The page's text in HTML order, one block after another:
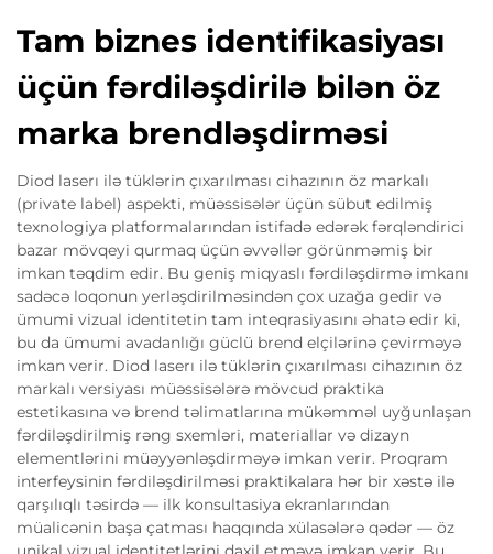
Tam biznes identifikasiyası
üçün fərdiləşdirilə bilən öz
marka brendləşdirməsi
Diod laserı ilə tüklərin çıxarılması cihazının öz markalı
(private label) aspekti, müəssisələr üçün sübut edilmiş
texnologiya platformalarından istifadə edərək fərqləndirici
bazar mövqeyi qurmaq üçün əvvəllər görünməmiş bir
imkan təqdim edir. Bu geniş miqyaslı fərdiləşdirmə imkanı
sadəcə loqonun yerləşdirilməsindən çox uzağa gedir və
ümumi vizual identitetin tam inteqrasiyasını əhatə edir ki,
bu da ümumi avadanlığı güclü brend elçilərinə çevirməyə
imkan verir. Diod laserı ilə tüklərin çıxarılması cihazının öz
markalı versiyası müəssisələrə mövcud praktika
estetikasına və brend təlimatlarına mükəmməl uyğunlaşan
fərdiləşdirilmiş rəng sxemləri, materiallar və dizayn
elementlərini müəyyənləşdirməyə imkan verir. Proqram
interfeysinin fərdiləşdirilməsi praktikalara hər bir xəstə ilə
qarşılıqlı təsirdə — ilk konsultasiya ekranlarından
müalicənin başa çatması haqqında xülasələrə qədər — öz